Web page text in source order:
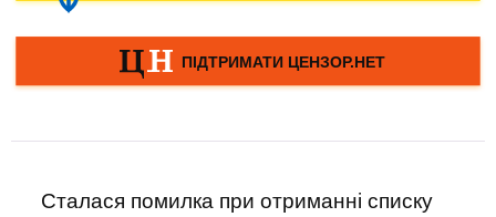
Сталася помилка при отриманні списку